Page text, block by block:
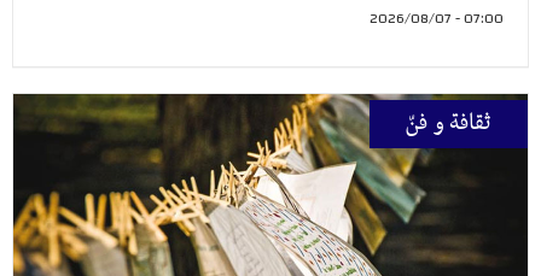
07:00 - 2026/08/07
ثقافة و فنّ